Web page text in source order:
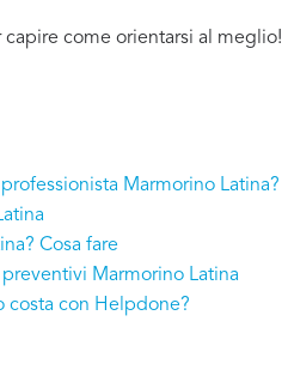
come orientarsi al meglio!
Marmorino Latina?
Cosa fare
Marmorino Latina
costa con Helpdone?